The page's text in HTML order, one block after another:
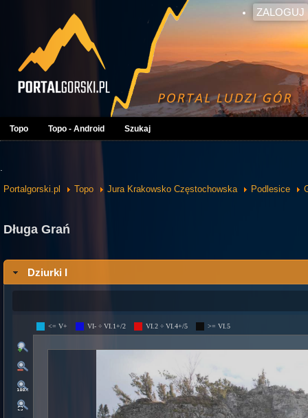
ZALOGUJ
Topo Topo - Android Szukaj
Portalgorski.pl Topo Jura Krakowsko Częstochowska Podlesice
Długa Grań
Dziurki I
<= V+ VI- ÷ VI.1+/2 VI.2 ÷ VI.4+/5 >= VI.5